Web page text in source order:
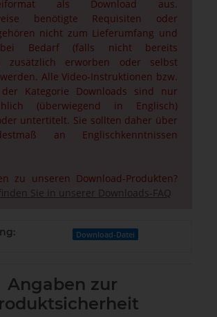
als Download aus.
benötigte Requisiten oder
nicht zum Lieferumfang und
Bedarf (falls nicht bereits
zusätzlich erworben oder selbst
Alle Video-Instruktionen bzw.
Kategorie Downloads sind nur
(überwiegend in Englisch)
untertitelt. Sie sollten daher über
an Englischkenntnissen
zu unseren Download-Produkten?
Sie in unserer Downloads-FAQ
Download-Datei
Angaben zur